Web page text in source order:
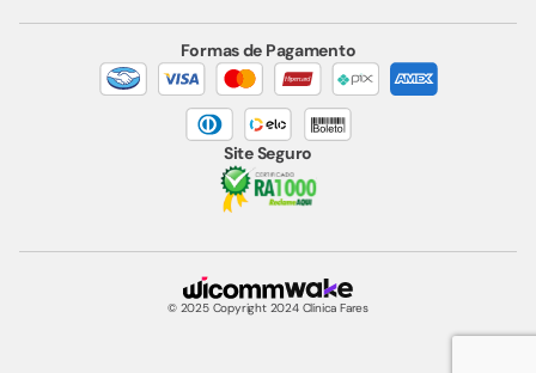
Formas de Pagamento
Site Seguro
© 2025 Copyright 2024 Clínica Fares